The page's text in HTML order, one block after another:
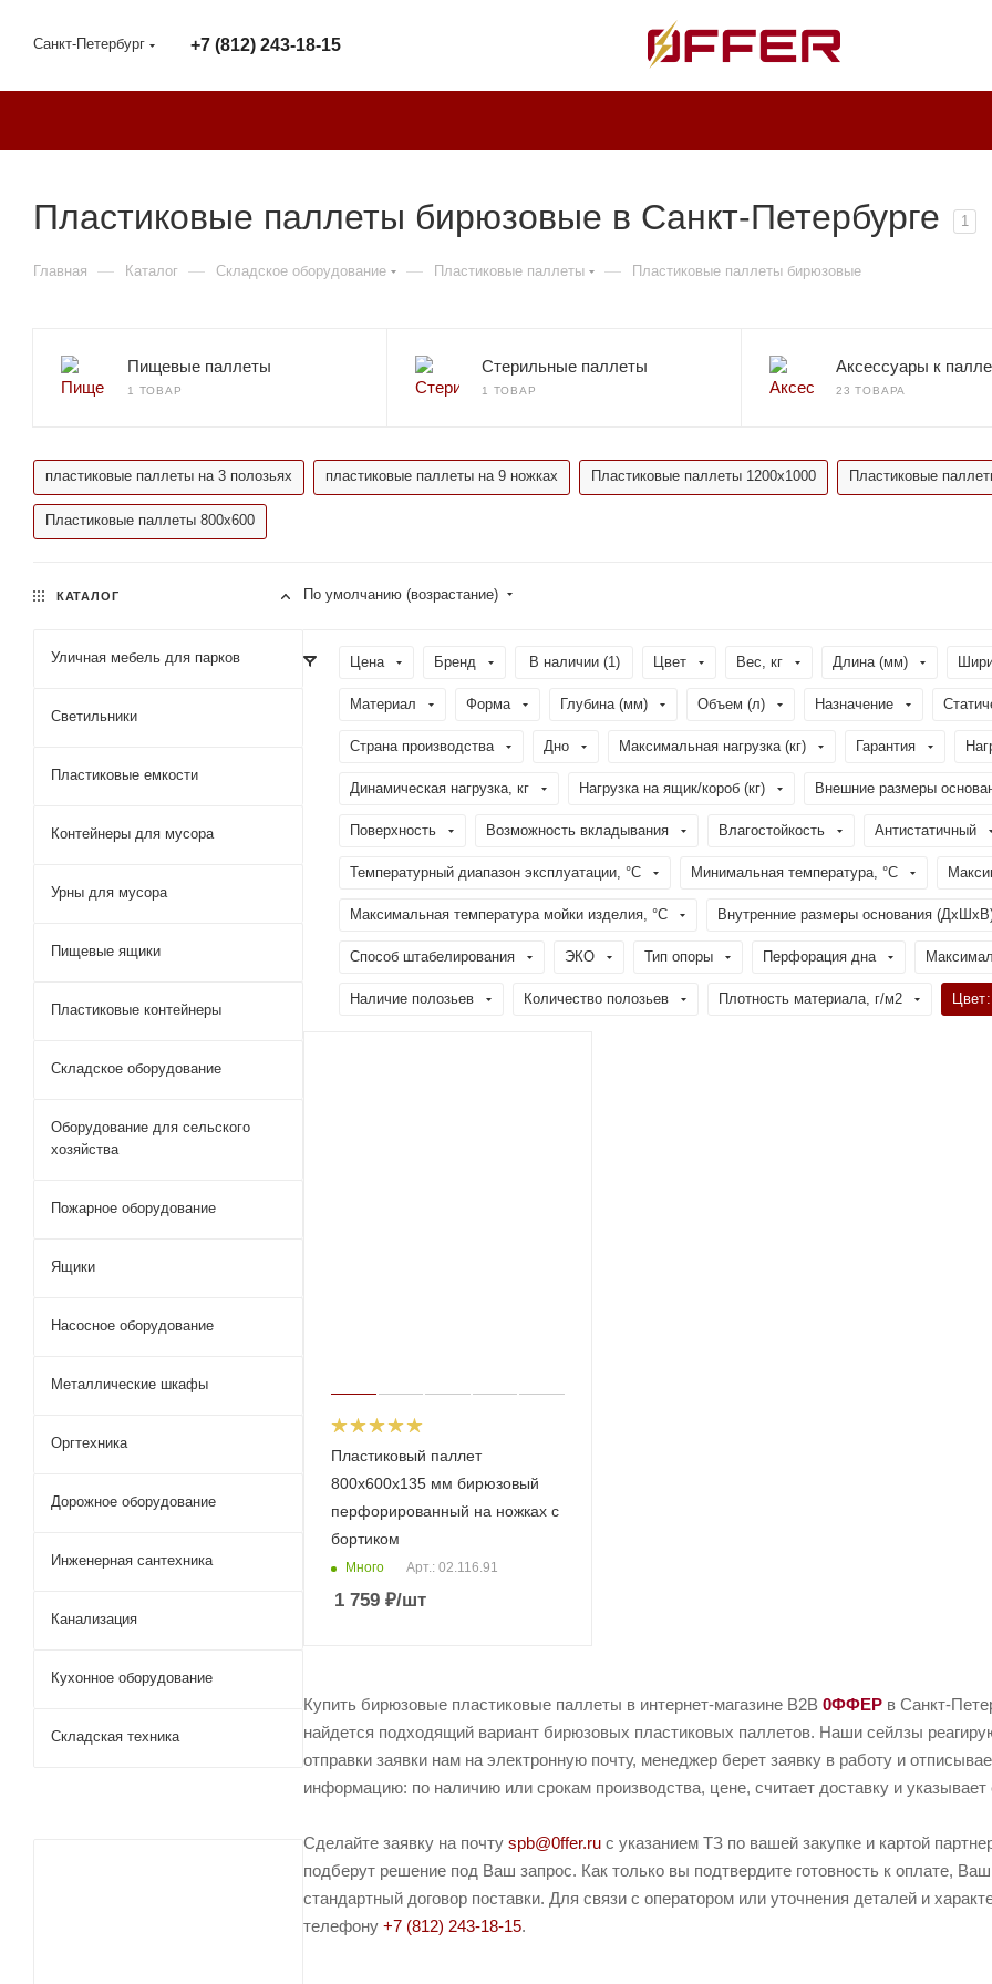
Санкт-Петербург +7 (812) 243-18-15
Пластиковые паллеты бирюзовые в Санкт-Петербурге 1
Главная — Каталог — Складское оборудование — Пластиковые паллеты — Пластиковые паллеты бирюзовые
Пищевые паллеты
1 ТОВАР
Стерильные паллеты
1 ТОВАР
Аксессуары к
23 ТОВАРА
пластиковые паллеты на 3 полозьях пластиковые паллеты на 9 ножках Пластиковые паллеты 1200х1000 Пластиковые
Пластиковые паллеты 800х600
По умолчанию (возрастание)
Цена Бренд В наличии (1) Цвет Вес, кг Длина (мм)
Материал Форма Глубина (мм) Объем (л) Назначение
Страна производства Дно Максимальная нагрузка (кг) Гарантия
Динамическая нагрузка, кг Нагрузка на ящик/короб (кг) Внешние размеры
Поверхность Возможность вкладывания Влагостойкость Антистатичный
Температурный диапазон эксплуатации, °C Минимальная температура, °C
Максимальная температура мойки изделия, °C Внутренние размеры основания
Способ штабелирования ЭКО Тип опоры Перфорация дна
Наличие полозьев Количество полозьев Плотность материала, г/м2 Цвет
Пластиковый паллет
800x600x135 мм бирюзовый
перфорированный на ножках с
бортиком
Много Арт.: 02.116.91
1 759 ₽/шт
Купить бирюзовые пластиковые паллеты в интернет-магазине B2B 0ФФЕР в Санкт-
найдется подходящий вариант бирюзовых пластиковых паллетов. Наши сейлзы
отправки заявки нам на электронную почту, менеджер берет заявку в работу и
информацию: по наличию или срокам производства, цене, считает доставку и указывает
Сделайте заявку на почту spb@0ffer.ru с указанием ТЗ по вашей закупке и картой
подберут решение под Ваш запрос. Как только вы подтвердите готовность к оплате,
стандартный договор поставки. Для связи с оператором или уточнения деталей и
телефону +7 (812) 243-18-15.
КАТАЛОГ
Уличная мебель для парков
Светильники
Пластиковые емкости
Контейнеры для мусора
Урны для мусора
Пищевые ящики
Пластиковые контейнеры
Складское оборудование
Оборудование для сельского
хозяйства
Пожарное оборудование
Ящики
Насосное оборудование
Металлические шкафы
Оргтехника
Дорожное оборудование
Инженерная сантехника
Канализация
Кухонное оборудование
Складская техника